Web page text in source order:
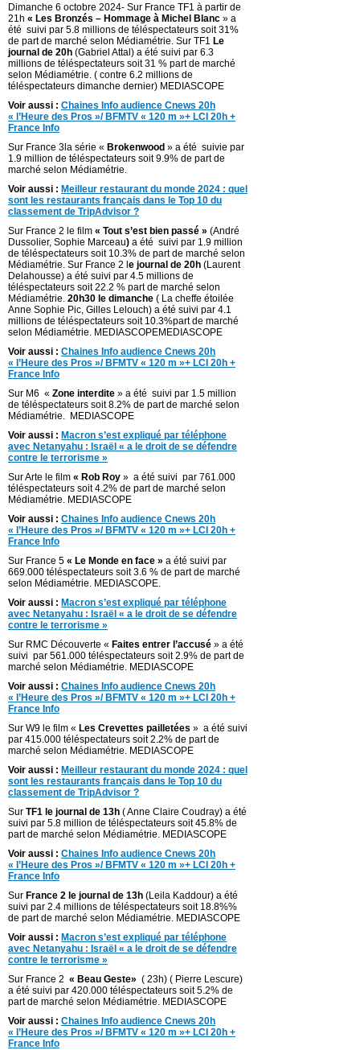
Dimanche 6 octobre 2024- Sur France TF1 à partir de
21h « Les Bronzés – Hommage à Michel Blanc » a
été suivi par 5.8 millions de téléspectateurs soit 31%
de part de marché selon Médiamétrie. Sur TF1 Le
journal de 20h (Gabriel Attal) a été suivi par 6.3
millions de téléspectateurs soit 31 % part de marché
selon Médiamétrie. ( contre 6.2 millions de
téléspectateurs dimanche dernier) MEDIASCOPE
Voir aussi : Chaines Info audience Cnews 20h
« l’Heure des Pros »/ BFMTV « 120 m »+ LCI 20h +
France Info
Sur France 3la série « Brokenwood » a été suivie par
1.9 million de téléspectateurs soit 9.9% de part de
marché selon Médiamétrie.
Voir aussi : Meilleur restaurant du monde 2024 : quel
sont les restaurants français dans le Top 10 du
classement de TripAdvisor ?
Sur France 2 le film « Tout s’est bien passé » (André
Dussolier, Sophie Marceau) a été suivi par 1.9 million
de téléspectateurs soit 10.3% de part de marché selon
Médiamétrie. Sur France 2 le journal de 20h (Laurent
Delahousse) a été suivi par 4.5 millions de
téléspectateurs soit 22.2 % part de marché selon
Médiamétrie. 20h30 le dimanche ( La cheffe étoilée
Anne Sophie Pic, Gilles Lelouch) a été suivi par 4.1
millions de téléspectateurs soit 10.3%part de marché
selon Médiamétrie. MEDIASCOPEMEDIASCOPE
Voir aussi : Chaines Info audience Cnews 20h
« l’Heure des Pros »/ BFMTV « 120 m »+ LCI 20h +
France Info
Sur M6 « Zone interdite » a été suivi par 1.5 million
de téléspectateurs soit 8.2% de part de marché selon
Médiamétrie. MEDIASCOPE
Voir aussi : Macron s’est expliqué par téléphone
avec Netanyahu : Israël « a le droit de se défendre
contre le terrorisme »
Sur Arte le film « Rob Roy » a été suivi par 761.000
téléspectateurs soit 4.2% de part de marché selon
Médiamétrie. MEDIASCOPE
Voir aussi : Chaines Info audience Cnews 20h
« l’Heure des Pros »/ BFMTV « 120 m »+ LCI 20h +
France Info
Sur France 5 « Le Monde en face » a été suivi par
669.000 téléspectateurs soit 3.6 % de part de marché
selon Médiamétrie. MEDIASCOPE.
Voir aussi : Macron s’est expliqué par téléphone
avec Netanyahu : Israël « a le droit de se défendre
contre le terrorisme »
Sur RMC Découverte « Faites entrer l’accusé » a été
suivi par 561.000 téléspectateurs soit 2.9% de part de
marché selon Médiamétrie. MEDIASCOPE
Voir aussi : Chaines Info audience Cnews 20h
« l’Heure des Pros »/ BFMTV « 120 m »+ LCI 20h +
France Info
Sur W9 le film « Les Crevettes pailletées » a été suivi
par 415.000 téléspectateurs soit 2.2% de part de
marché selon Médiamétrie. MEDIASCOPE
Voir aussi : Meilleur restaurant du monde 2024 : quel
sont les restaurants français dans le Top 10 du
classement de TripAdvisor ?
Sur TF1 le journal de 13h ( Anne Claire Coudray) a été
suivi par 5.8 million de téléspectateurs soit 45.8% de
part de marché selon Médiamétrie. MEDIASCOPE
Voir aussi : Chaines Info audience Cnews 20h
« l’Heure des Pros »/ BFMTV « 120 m »+ LCI 20h +
France Info
Sur France 2 le journal de 13h (Leila Kaddour) a été
suivi par 2.4 millions de téléspectateurs soit 18.8%%
de part de marché selon Médiamétrie. MEDIASCOPE
Voir aussi : Macron s’est expliqué par téléphone
avec Netanyahu : Israël « a le droit de se défendre
contre le terrorisme »
Sur France 2 « Beau Geste» ( 23h) ( Pierre Lescure)
a été suivi par 420.000 téléspectateurs soit 5.2% de
part de marché selon Médiamétrie. MEDIASCOPE
Voir aussi : Chaines Info audience Cnews 20h
« l’Heure des Pros »/ BFMTV « 120 m »+ LCI 20h +
France Info